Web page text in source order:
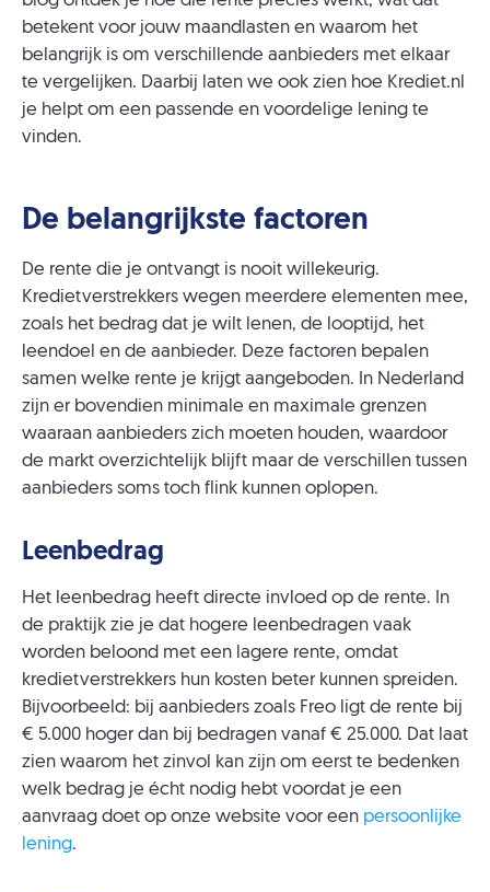
betekent voor jouw maandlasten en waarom het
belangrijk is om verschillende aanbieders met elkaar
te vergelijken. Daarbij laten we ook zien hoe Krediet.nl
je helpt om een passende en voordelige lening te
vinden.
De belangrijkste factoren
De rente die je ontvangt is nooit willekeurig.
Kredietverstrekkers wegen meerdere elementen mee,
zoals het bedrag dat je wilt lenen, de looptijd, het
leendoel en de aanbieder. Deze factoren bepalen
samen welke rente je krijgt aangeboden. In Nederland
zijn er bovendien minimale en maximale grenzen
waaraan aanbieders zich moeten houden, waardoor
de markt overzichtelijk blijft maar de verschillen tussen
aanbieders soms toch flink kunnen oplopen.
Leenbedrag
Het leenbedrag heeft directe invloed op de rente. In
de praktijk zie je dat hogere leenbedragen vaak
worden beloond met een lagere rente, omdat
kredietverstrekkers hun kosten beter kunnen spreiden.
Bijvoorbeeld: bij aanbieders zoals Freo ligt de rente bij
€ 5.000 hoger dan bij bedragen vanaf € 25.000. Dat laat
zien waarom het zinvol kan zijn om eerst te bedenken
welk bedrag je écht nodig hebt voordat je een
aanvraag doet op onze website voor een persoonlijke
lening.